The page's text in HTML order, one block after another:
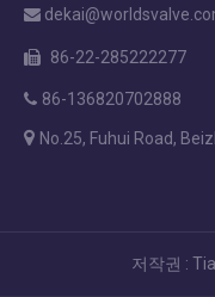

 86-22-285222277
 86-136820702888
 No.25, Fuhui Road,
저작권 :